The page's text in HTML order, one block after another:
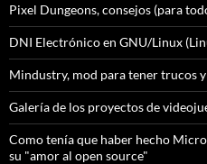
Pixel Dungeons, consejos (para
DNI Electrónico en GNU/Linux
Mindustry, mod para tener trucos
Galería de los proyectos de
Como tenía que haber hecho
su "amor al open source"